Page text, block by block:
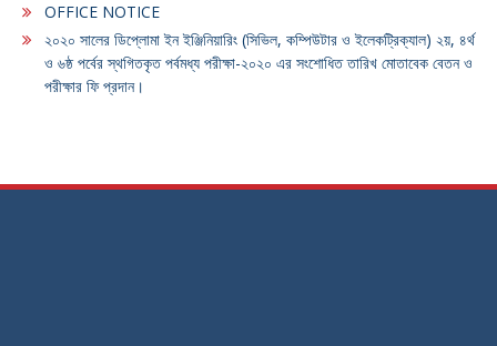
OFFICE NOTICE
২০২০ সালের ডিপ্লোমা ইন ইঞ্জিনিয়ারিং (সিভিল, কম্পিউটার ও ইলেকট্রিক্যাল) ২য়, ৪র্থ
ও ৬ষ্ঠ পর্বের স্থগিতকৃত পর্বমধ্য পরীক্ষা-২০২০ এর সংশোধিত তারিখ মোতাবেক বেতন ও
পরীক্ষার ফি প্রদান।